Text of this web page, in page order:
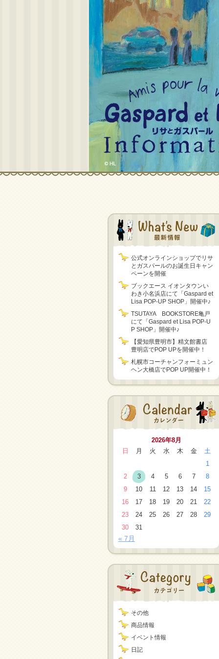
公式オンラインショップでリサ
とガスパールのお誕生日キャン
ペーンを開催
ブックエース イオンタウンい
わき小名浜店にて「Gaspard et
Lisa POP-UP SHOP」開催中♪
TSUTAYA BOOKSTORE亀戸
にて「Gaspard et Lisa POP-U
P SHOP」開催中♪
【愛知県豊明市】精文館書店
豊明店でPOP UPを開催中！
札幌市コーチャンフォーミュン
ヘン大橋店でPOP UP開催中！
2026年8月
日
月 火 水 木 金
土
1
2
3 4 5 6 7
8
9
10 11 12 13 14
15
16
17 18 19 20 21
22
23
24 25 26 27 28
29
30
31
« 7月
その他
商品情報
イベント情報
日記